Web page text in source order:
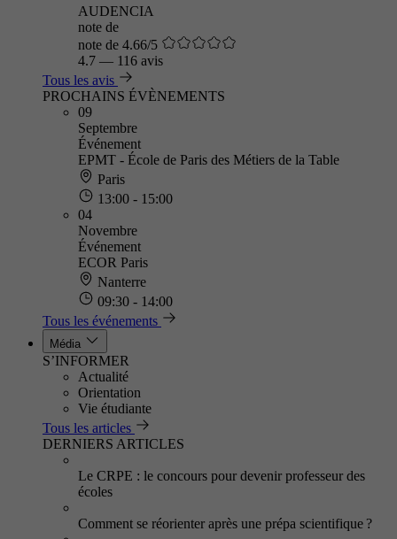
AUDENCIA
note de
note de 4.66/5
4.7 — 116 avis
Tous les avis
PROCHAINS ÉVÈNEMENTS
09
Septembre
Événement
EPMT - École de Paris des Métiers de la Table
Paris
13:00 - 15:00
04
Novembre
Événement
ECOR Paris
Nanterre
09:30 - 14:00
Tous les événements
Média
S’INFORMER
Actualité
Orientation
Vie étudiante
Tous les articles
DERNIERS ARTICLES
Le CRPE : le concours pour devenir professeur des
écoles
Comment se réorienter après une prépa scientifique ?